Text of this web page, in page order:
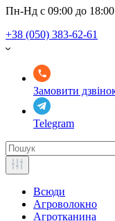
Пн-Нд с 09:00 до 18:00
+38 (050) 383-62-61
Замовити
Telegram
Всюди
Агроволокно
Агротканина